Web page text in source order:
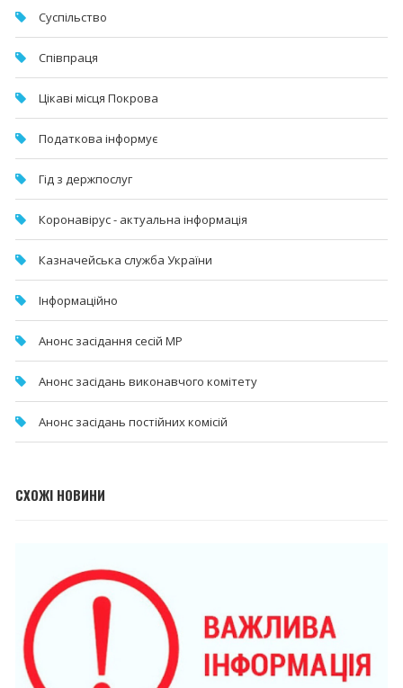
Суспільство
Співпраця
Цікаві місця Покрова
Податкова інформує
Гід з держпослуг
Коронавірус - актуальна інформація
Казначейська служба України
Інформаційно
Анонс засідання сесій МР
Анонс засідань виконавчого комітету
Анонс засідань постійних комісій
СХОЖІ НОВИНИ